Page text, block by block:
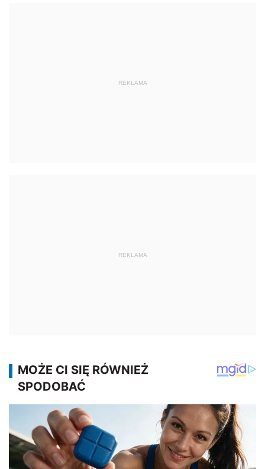
REKLAMA
REKLAMA